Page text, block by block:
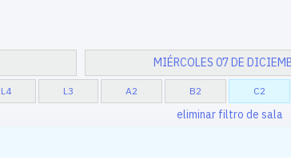
MIÉRCOLES 07 DE
L4 L3 A2 B2 C2
eliminar filtro de sala